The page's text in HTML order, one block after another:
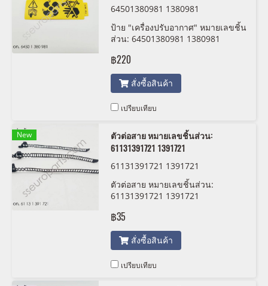
64501380981 1380981
ป้าย "เครื่องปรับอากาศ" หมายเลขชิ้น
ส่วน: 64501380981 1380981
฿220
สั่งซื้อสินค้า
เปรียบเทียบ
New
ตัวต่อสาย หมายเลขชิ้นส่วน:
61131391721 1391721
61131391721 1391721
ตัวต่อสาย หมายเลขชิ้นส่วน:
61131391721 1391721
฿35
สั่งซื้อสินค้า
เปรียบเทียบ